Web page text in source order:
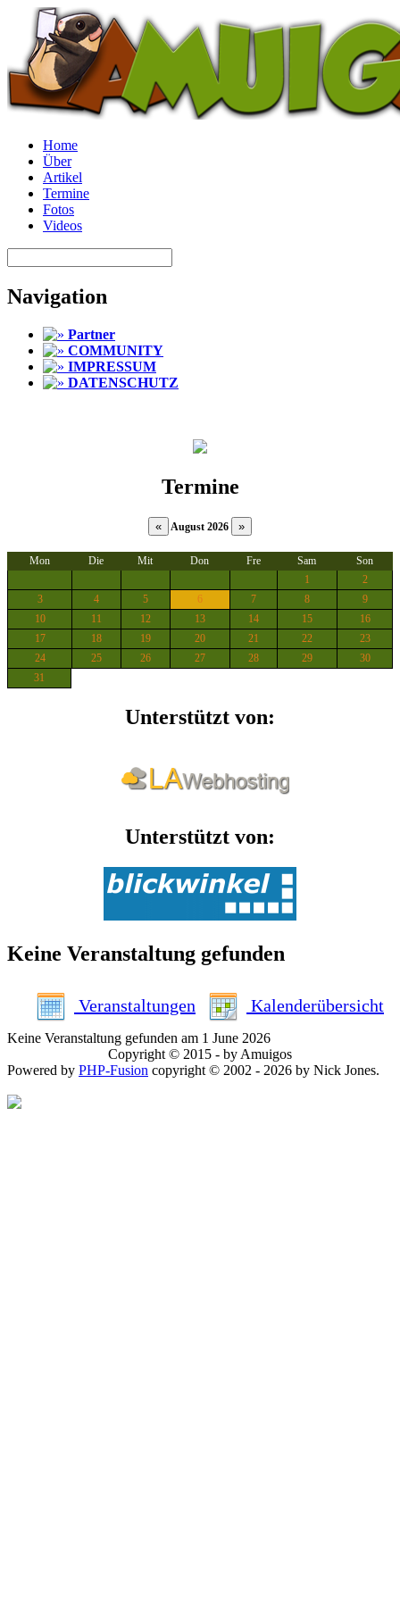
Home
Über
Artikel
Termine
Fotos
Videos
Navigation
Partner
COMMUNITY
IMPRESSUM
DATENSCHUTZ
Termine
August 2026
Mon Die Mit Don Fre Sam
Son
1
2
3
4 5 6 7 8
9
10
11 12 13 14 15
16
17
18 19 20 21 22
23
24
25 26 27 28 29
30
31
Unterstützt von:
Unterstützt von:
Keine Veranstaltung gefunden
Veranstaltungen Kalenderübersicht
Keine Veranstaltung gefunden am 1 June 2026
Copyright © 2015 - by Amuigos
Powered by PHP-Fusion copyright © 2002 - 2026 by Nick Jones.